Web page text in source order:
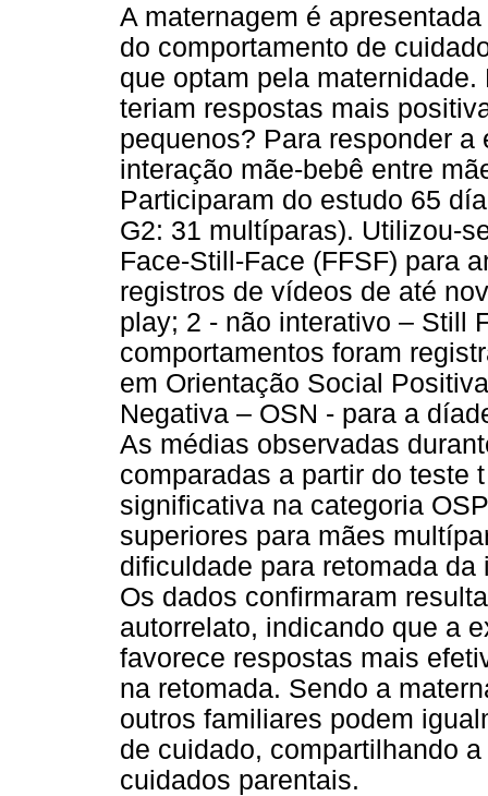
A maternagem é
do comportamento de
que optam pela
teriam respostas mais
pequenos? Para responder
interação mãe-bebê entre
Participaram do estudo 65
G2: 31 multíparas). Utilizou-
Face-Still-Face (FFSF) para
registros de vídeos de até
play; 2 - não interativo – Still
comportamentos foram
em Orientação Social
Negativa – OSN - para a
As médias observadas
comparadas a partir do teste
significativa na categoria
superiores para mães
dificuldade para retomada
Os dados confirmaram
autorrelato, indicando que a
favorece respostas mais
na retomada. Sendo a
outros familiares podem
de cuidado, compartilhando
cuidados parentais.